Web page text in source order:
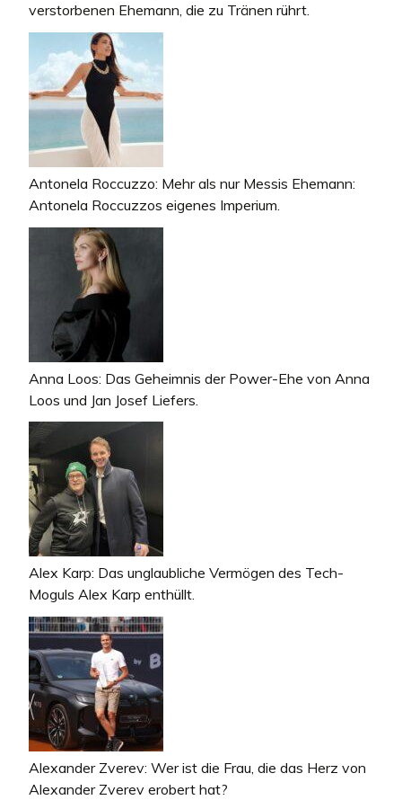
verstorbenen Ehemann, die zu Tränen rührt.
Antonela Roccuzzo: Mehr als nur Messis Ehemann:
Antonela Roccuzzos eigenes Imperium.
Anna Loos: Das Geheimnis der Power-Ehe von Anna
Loos und Jan Josef Liefers.
Alex Karp: Das unglaubliche Vermögen des Tech-
Moguls Alex Karp enthüllt.
Alexander Zverev: Wer ist die Frau, die das Herz von
Alexander Zverev erobert hat?